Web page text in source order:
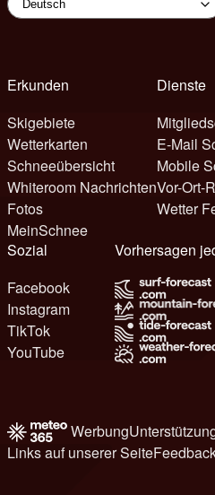
Erkunden
Skigebiete
Wetterkarten
Schneeübersicht
Whiteroom Nachrichten
Fotos
MeinSchnee
Dienste
E-Mail
Mobile
Vor-Ort-
Wetter
Sozial
Facebook
Instagram
TikTok
YouTube
Vorhersagen
Werbung
Links auf unserer Seite